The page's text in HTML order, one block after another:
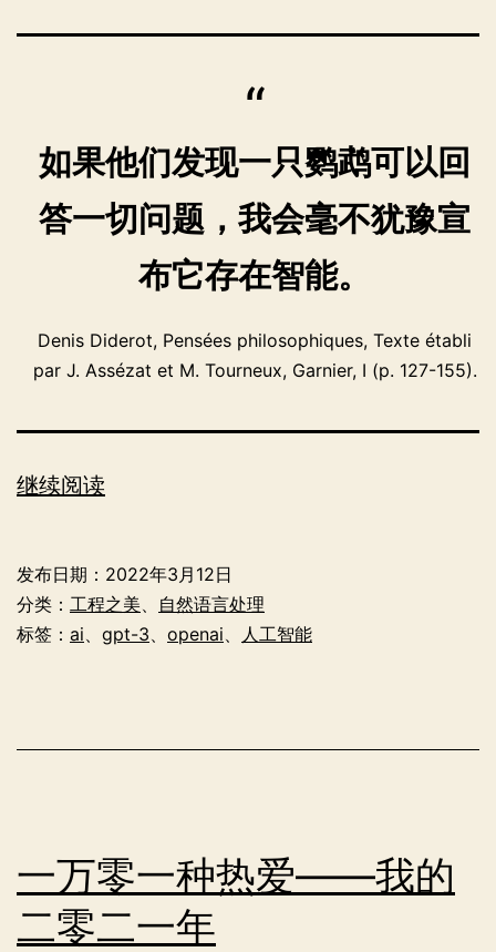
如果他们发现一只鹦鹉可以回
答一切问题，我会毫不犹豫宣
布它存在智能。
Denis Diderot, Pensées philosophiques, Texte établi
par J. Assézat et M. Tourneux, Garnier, I (p. 127-155).
继续阅读
更
加
的
语
言
模
发布日期： 2022年3月12日
分类： 工程之美
自然语言处理
标签： ai gpt-3 openai 人工智能
一万零一种热爱——我的
二零二一年